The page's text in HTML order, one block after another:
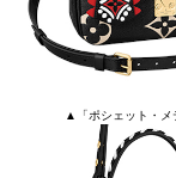
▲「ポシェット・メ